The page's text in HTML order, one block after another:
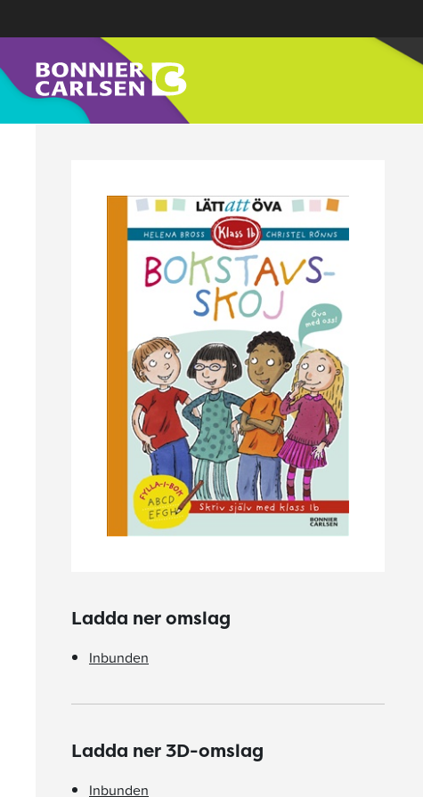
Ladda ner omslag
Inbunden
Ladda ner 3D-omslag
Inbunden